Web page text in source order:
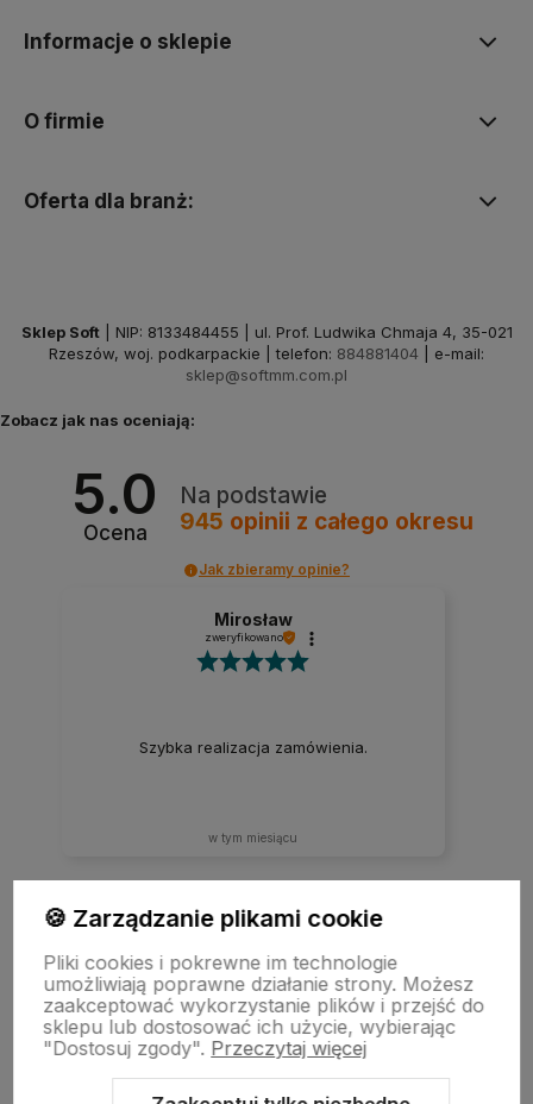
Informacje o sklepie
O firmie
Oferta dla branż:
Sklep Soft| NIP: 8133484455 | ul. Prof. Ludwika Chmaja 4, 35-021
Rzeszów, woj. podkarpackie | telefon: 884881404 | e-mail:
sklep@softmm.com.pl
Zobacz jak nas oceniają:
5.0
Ocena
Na podstawie
945 opinii z całego okresu
Jak zbieramy opinie?
Mirosław
zweryfikowano
Szybka realizacja zamówienia.
w tym miesiącu
zebranych i zweryfikowanych przez
🍪 Zarządzanie plikami cookie
Pliki cookies i pokrewne im technologie
umożliwiają poprawne działanie strony. Możesz
zaakceptować wykorzystanie plików i przejść do
sklepu lub dostosować ich użycie, wybierając
"Dostosuj zgody". Przeczytaj więcej